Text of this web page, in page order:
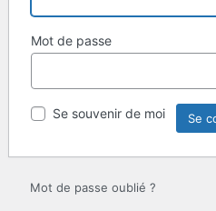
Mot de passe
Se souvenir de moi
Mot de passe oublié ?